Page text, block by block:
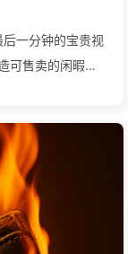
告平均生产力提
一分钟的宝贵视
可售卖的闲暇时
收购你的未来与
，如今生成式 AI
以肯为少数研究
只有一个目标——